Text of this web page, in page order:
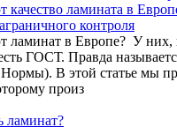
качество ламината в
контроля
ламинат в Европе? У них,
ГОСТ. Правда
В этой статье мы
произ